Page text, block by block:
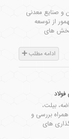
و صنایع معدنی
از توسعه
بخش های
ادامه مطلب
بیلت،
همراه بررسی و
های